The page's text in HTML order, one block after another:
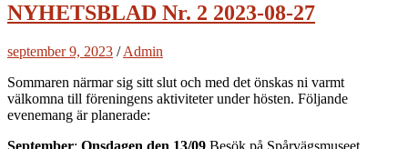
NYHETSBLAD Nr. 2 2023-08-27
september 9, 2023 /Admin
Sommaren närmar sig sitt slut och med det önskas ni varmt
välkomna till föreningens aktiviteter under hösten. Följande
evenemang är planerade: